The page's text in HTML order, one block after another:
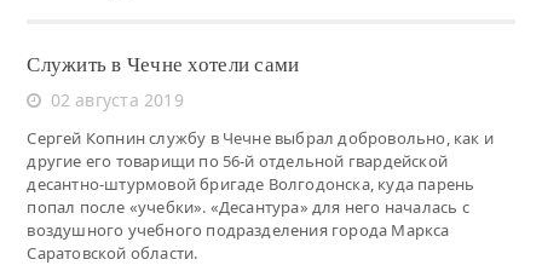
Служить в Чечне хотели сами
02 августа 2019
Сергей Копнин службу в Чечне выбрал добровольно, как и
другие его товарищи по 56-й отдельной гвардейской
десантно-штурмовой бригаде Волгодонска, куда парень
попал после «учебки». «Десантура» для него началась с
воздушного учебного подразделения города Маркса
Саратовской области.